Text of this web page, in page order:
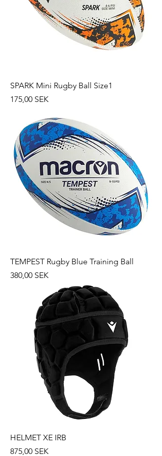
SPARK Mini Rugby Ball Size1
Prix
175,00 SEK
TEMPEST Rugby Blue Training Ball
Prix
380,00 SEK
HELMET XE IRB
Prix
875,00 SEK